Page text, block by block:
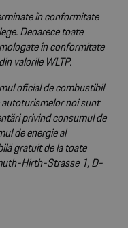
în conformitate
Deoarece toate
în conformitate
valorile WLTP.
oficial de combustibil
autoturismelor noi sunt
privind consumul de
de energie al
gratuit de la toate
Hirth-Strasse 1, D-